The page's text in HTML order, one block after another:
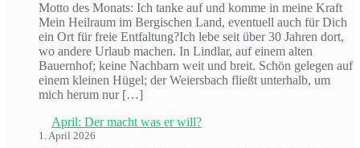
Motto des Monats: Ich tanke auf und komme in meine Kraft
Mein Heilraum im Bergischen Land, eventuell auch für Dich
ein Ort für freie Entfaltung?Ich lebe seit über 30 Jahren dort,
wo andere Urlaub machen. In Lindlar, auf einem alten
Bauernhof; keine Nachbarn weit und breit. Schön gelegen auf
einem kleinen Hügel; der Weiersbach fließt unterhalb, um
mich herum nur […]
April: Der macht was er will?
1. April 2026